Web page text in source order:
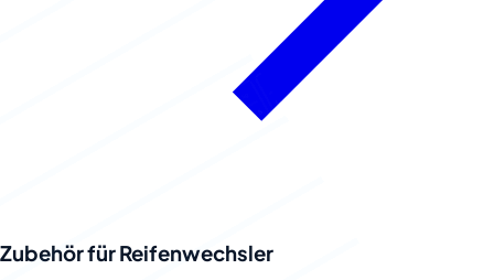
Zubehör für Reifenwechsler